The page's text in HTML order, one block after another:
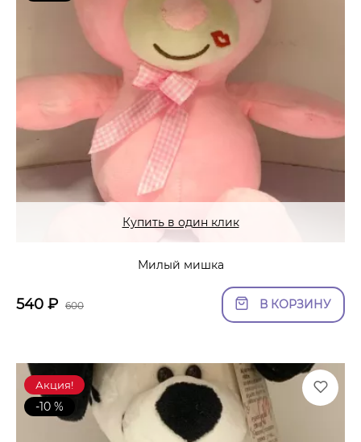
Купить в один клик
Милый мишка
540 ₽ 600 В КОРЗИНУ
Акция!
-10 %